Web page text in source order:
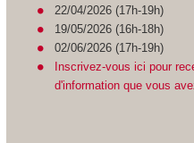
22/04/2026 (17h-19h)
19/05/2026 (16h-18h)
02/06/2026 (17h-19h)
Inscrivez-vous ici pour
d'information que vous